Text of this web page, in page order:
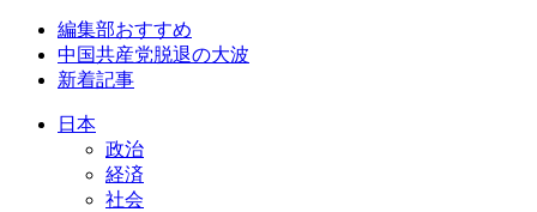
編集部おすすめ
中国共産党脱退の大波
新着記事
日本
政治
経済
社会